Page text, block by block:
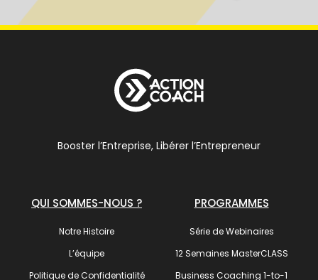
Booster l’Entreprise, Libérer l’Entrepreneur
QUI SOMMES-NOUS ?
Notre Histoire
L’équipe
Politique de Confidentialité
PROGRAMMES
Série de Webinaires
12 Semaines MasterCLASS
Business Coaching 1-to-1